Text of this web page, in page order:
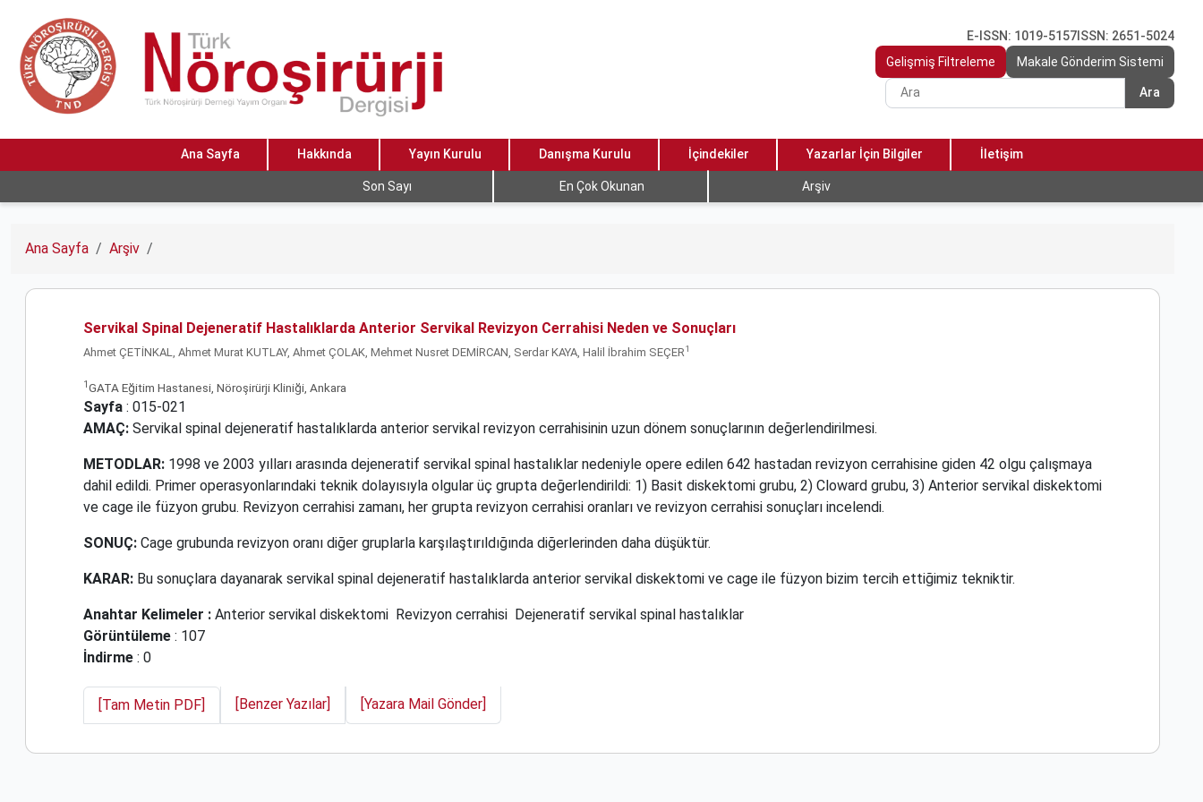
E-ISSN: 1019-5157 ISSN: 2651-5024
Gelişmiş Filtreleme
Makale Gönderim Sistemi
Ara
Ana Sayfa Hakkında Yayın Kurulu Danışma Kurulu İçindekiler Yazarlar İçin Bilgiler İletişim
Son Sayı En Çok Okunan Arşiv
Ana Sayfa Arşiv
Servikal Spinal Dejeneratif Hastalıklarda Anterior Servikal Revizyon Cerrahisi Neden ve Sonuçları
Ahmet ÇETİNKAL, Ahmet Murat KUTLAY, Ahmet ÇOLAK, Mehmet Nusret DEMİRCAN, Serdar KAYA, Halil İbrahim SEÇER1
1 GATA Eğitim Hastanesi, Nöroşirürji Kliniği, Ankara
Sayfa : 015-021
AMAÇ: Servikal spinal dejeneratif hastalıklarda anterior servikal revizyon cerrahisinin uzun dönem sonuçlarının değerlendirilmesi.
METODLAR: 1998 ve 2003 yılları arasında dejeneratif servikal spinal hastalıklar nedeniyle opere edilen 642 hastadan revizyon cerrahisine giden 42 olgu çalışmaya
dahil edildi. Primer operasyonlarındaki teknik dolayısıyla olgular üç grupta değerlendirildi: 1) Basit diskektomi grubu, 2) Cloward grubu, 3) Anterior servikal diskektomi
ve cage ile füzyon grubu. Revizyon cerrahisi zamanı, her grupta revizyon cerrahisi oranları ve revizyon cerrahisi sonuçları incelendi.
SONUÇ: Cage grubunda revizyon oranı diğer gruplarla karşılaştırıldığında diğerlerinden daha düşüktür.
KARAR: Bu sonuçlara dayanarak servikal spinal dejeneratif hastalıklarda anterior servikal diskektomi ve cage ile füzyon bizim tercih ettiğimiz tekniktir.
Anahtar Kelimeler : Anterior servikal diskektomi Revizyon cerrahisi Dejeneratif servikal spinal hastalıklar
Görüntüleme : 107
İndirme : 0
[Tam Metin PDF] [Benzer Yazılar] [Yazara Mail Gönder]